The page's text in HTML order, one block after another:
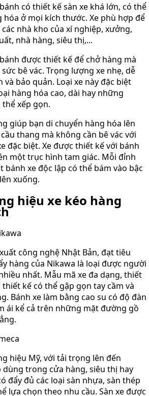
có thiết kế sàn xe khá lớn, có thể
hóa ở mọi kích thước. Xe phù hợp để
nhà kho của xí nghiệp, xưởng,
nhà hàng, siêu thị,...
được thiết kế để chở hàng mà
bê vác. Trọng lượng xe nhẹ, dễ
và bảo quản. Loại xe này đặc biệt
hàng hóa cao, dài hay những
xếp gọn.
giúp bạn di chuyển hàng hóa lên
thang mà không cần bê vác với
đặc biệt. Xe được thiết kế với bánh
một trục hình tam giác. Mỗi đỉnh
bánh xe độc lập có thể bám vào bậc
xuống.
hiệu xe kéo hàng
công nghệ Nhật Bản, đạt tiêu
hàng của Nikawa là loại được người
nhất. Mẫu mã xe đa dạng, thiết
thiết kế có thể gập gọn tay cầm và
Bánh xe làm bằng cao su có độ đàn
ái kể cả trên những mặt đường gồ
hiệu Mỹ, với tải trọng lên đến
trong cửa hàng, siêu thị hay
đẩy đủ các loại sàn nhựa, sàn thép
lựa chọn theo nhu cầu. Sàn xe được